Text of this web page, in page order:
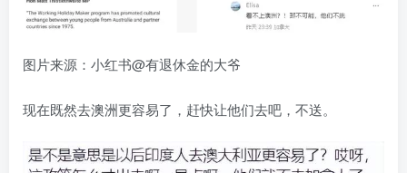
图片来源：小红书@有退休金的大爷
现在既然去澳洲更容易了，赶快让他们去吧，不送。